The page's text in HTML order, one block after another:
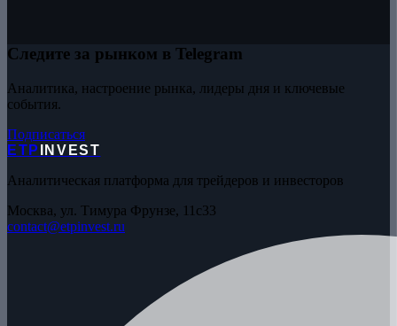
Следите за рынком в Telegram
Аналитика, настроение рынка, лидеры дня и ключевые
события.
Подписаться
ETP
INVEST
Аналитическая платформа для трейдеров и инвесторов
Москва, ул. Тимура Фрунзе, 11с33
contact@etpinvest.ru